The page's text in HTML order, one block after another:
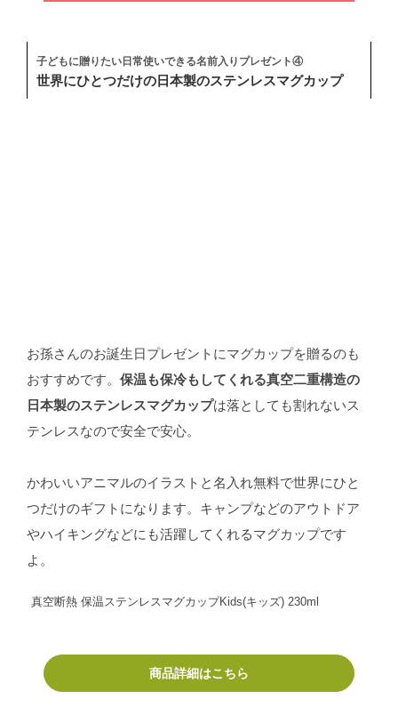
子どもに贈りたい日常使いできる名前入りプレゼント④
世界にひとつだけの日本製のステンレスマグカップ
お孫さんのお誕生日プレゼントにマグカップを贈るのも
おすすめです。 保温も保冷もしてくれる真空二重構造の
日本製のステンレスマグカップは落としても割れないス
テンレスなので安全で安心。
かわいいアニマルのイラストと名入れ無料で世界にひと
つだけのギフトになります。キャンプなどのアウトドア
やハイキングなどにも活躍してくれるマグカップです
よ。
真空断熱 保温ステンレスマグカップKids(キッズ) 230ml
商品詳細はこちら